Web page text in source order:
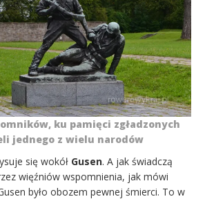
ku pamięci zgładzonych
jednego z wielu narodów
się wokół Gusen. A jak świadczą
więźniów wspomnienia, jak mówi
było obozem pewnej śmierci. To w